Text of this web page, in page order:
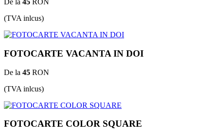
De la 45 RON
(TVA inlcus)
FOTOCARTE VACANTA IN DOI
De la 45 RON
(TVA inlcus)
FOTOCARTE COLOR SQUARE